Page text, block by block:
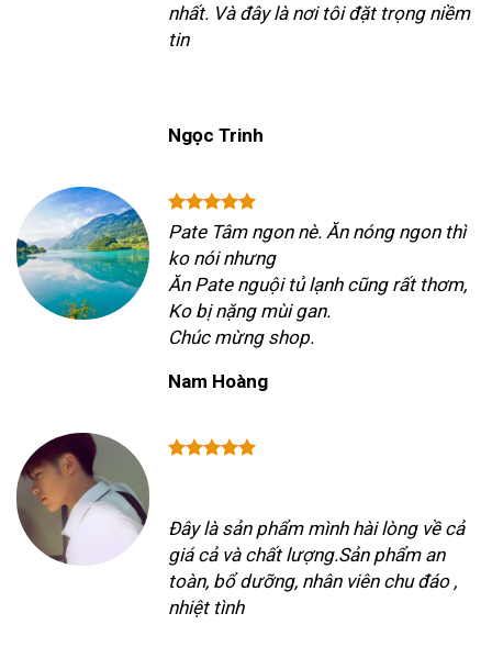
nhất. Và đây là nơi tôi đặt trọng niềm
tin
Ngọc Trinh
Pate Tâm ngon nè. Ăn nóng ngon thì
ko nói nhưng
Ăn Pate nguội tủ lạnh cũng rất thơm,
Ko bị nặng mùi gan.
Chúc mừng shop.
Nam Hoàng
Đây là sản phẩm mình hài lòng về cả
giá cả và chất lượng.Sản phẩm an
toàn, bổ dưỡng, nhân viên chu đáo ,
nhiệt tình